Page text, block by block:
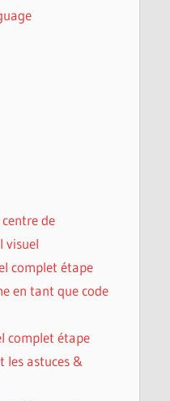
de
visuel
complet étape
en tant que code
complet étape
les astuces &